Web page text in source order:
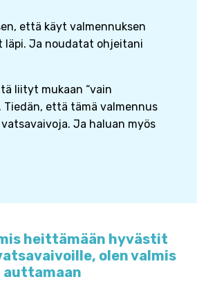
että käyt valmennuksen
läpi. Ja noudatat ohjeitani
liityt mukaan “vain
Tiedän, että tämä valmennus
Ja haluan myös
heittämään hyvästit
olen valmis
auttamaan